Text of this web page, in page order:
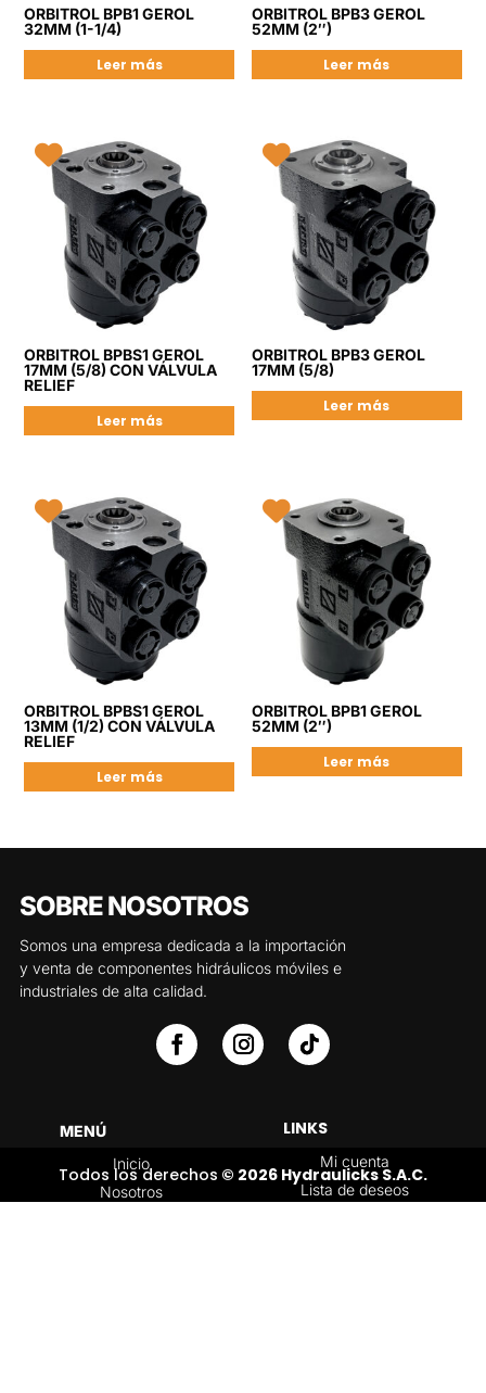
ORBITROL BPB1 GEROL
32MM (1-1/4)
Leer más
ORBITROL BPB3 GEROL
52MM (2″)
Leer más
ORBITROL BPBS1 GEROL
17MM (5/8) CON VÁLVULA
RELIEF
Leer más
ORBITROL BPB3 GEROL
17MM (5/8)
Leer más
ORBITROL BPBS1 GEROL
13MM (1/2) CON VÁLVULA
RELIEF
Leer más
ORBITROL BPB1 GEROL
52MM (2″)
Leer más
SOBRE NOSOTROS
Somos una empresa dedicada a la importación
y venta de componentes hidráulicos móviles e
industriales de alta calidad.
MENÚ
Inicio
Nosotros
LINKS
Mi cuenta
Lista de deseos
Todos los derechos © 2026 Hydraulicks S.A.C.